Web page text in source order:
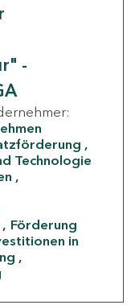
-
Technologie
Förderung
in